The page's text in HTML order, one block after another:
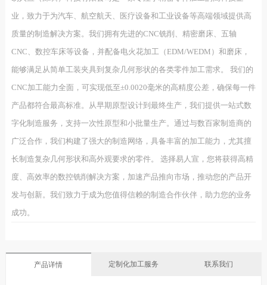
业，致力于为汽车、航空航天、医疗设备和工业设备等高端领域提供高
质量的制造解决方案。我们拥有先进的CNC铣削、精密磨床、五轴
CNC、数控车床等设备，并配备电火花加工（EDM/WEDM）和磨床，
能够满足从简单工装夹具到复杂几何形状的各类零件加工需求。 我们的
CNC加工能力全面，可实现低至±0.0020毫米的高精度公差，确保每一件
产品都符合最高标准。从早期原型设计到最终生产，我们提供一站式数
字化制造服务，支持一次性原型和小批量生产。通过与数百家制造商的
广泛合作，我们构建了强大的制造网络，具备丰富的加工能力，尤其擅
长制造复杂几何形状和高外观要求的零件。 选择易人宣，您将获得高精
度、高效率的数控铣削解决方案，加速产品推向市场，推动您的产品开
发与创新。我们致力于成为您值得信赖的制造合作伙伴，助力您的业务
成功。
产品详情 定制化加工服务 联系我们